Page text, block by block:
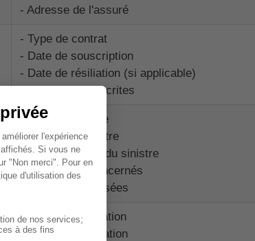
- Adresse de l'assuré
- Type de contrat
- Date de souscription
- Date de résiliation (si applicable)
- Garanties souscrites
- Date du sinistre
- Nature du sinistre
- Circonstances du sinistre
- Dommages concernés
- Indemnités versées
- Dates de résiliation
- Motifs de résiliation